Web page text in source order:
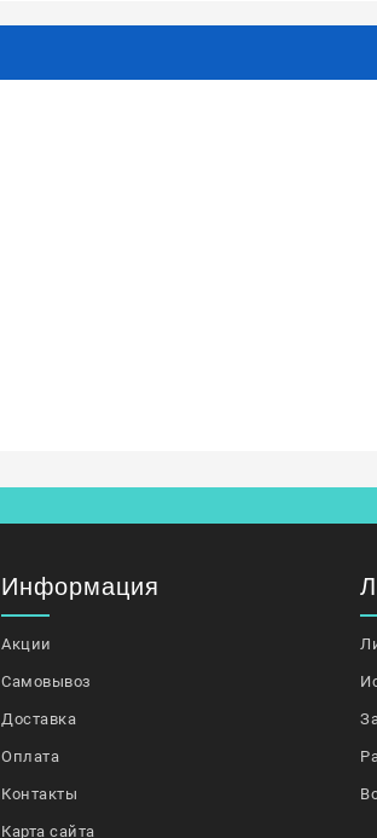
Информация
Акции
Самовывоз
Доставка
Оплата
Контакты
Карта сайта